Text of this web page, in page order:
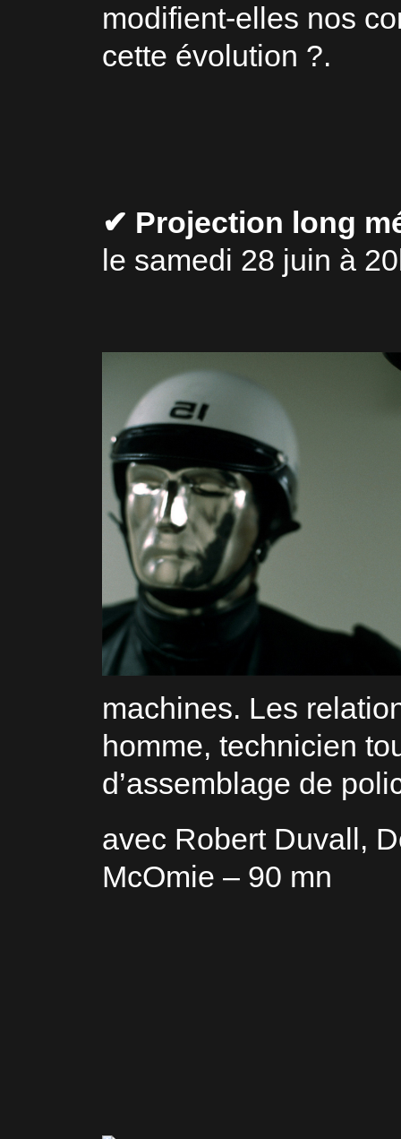
modifient-elles nos
cette évolution ?.
✔ Projection long
le samedi 28 juin à
machines. Les
homme, technicien
d’assemblage de
avec Robert Duvall,
McOmie – 90 mn